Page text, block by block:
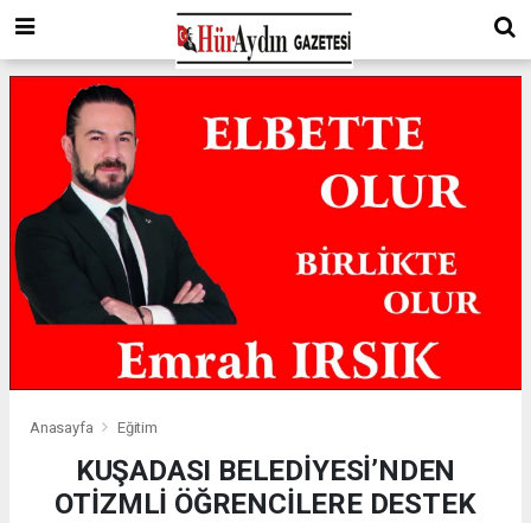
Anasayfa Eğitim
KUŞADASI BELEDİYESİ’NDEN
OTİZMLİ ÖĞRENCİLERE DESTEK